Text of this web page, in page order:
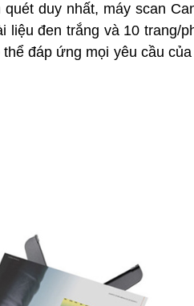
duy nhất, máy scan
liệu đen trắng và 10 trang/
đáp ứng mọi yêu cầu